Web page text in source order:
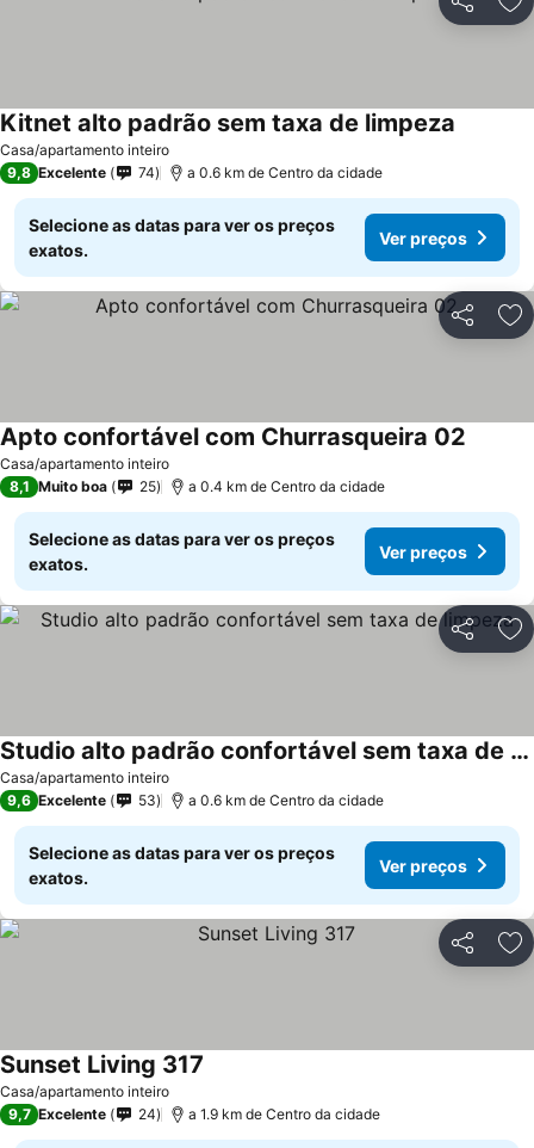
Partilhar
Casa/apartamento inteiro
Kitnet alto padrão sem taxa de limpeza
9,8 Excelente 74 a 0.6 km de Centro da cidade
Selecione as datas para ver os preços
exatos.
Ver preços
Partilhar
Casa/apartamento inteiro
Apto confortável com Churrasqueira 02
8,1 Muito boa 25 a 0.4 km de Centro da cidade
Selecione as datas para ver os preços
exatos.
Ver preços
Partilhar
Casa/apartamento inteiro
Studio alto padrão confortável sem taxa de limpeza
9,6 Excelente 53 a 0.6 km de Centro da cidade
Selecione as datas para ver os preços
exatos.
Ver preços
Partilhar
Casa/apartamento inteiro
Sunset Living 317
9,7 Excelente 24 a 1.9 km de Centro da cidade